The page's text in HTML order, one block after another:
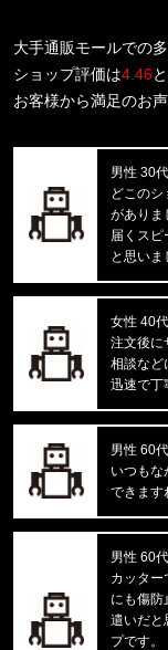
CALVIN
福岡県の
CALVIN
Carhartt
C LOGO
DOUBLE
東京都の
reversal/
BIG
東京都の
mnml/ミニ
X214
大手通販モールでの
ショップ評価は4.46と
お客様から満足のお
男性 30代
どこの
がありま
届くスピ
と思いま
女性 40代
注文後に
相談など
迅速で丁
男性 60代
いつもな
できます
男性 60代
カッター
にも傷防
遣いだと
プです。